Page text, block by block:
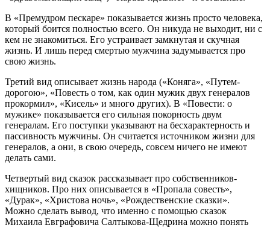
В «Премудром пескаре» показывается жизнь просто человека,
который боится полностью всего. Он никуда не выходит, ни с
кем не знакомиться. Его устраивает замкнутая и скучная
жизнь. И лишь перед смертью мужчина задумывается про
свою жизнь.
Третий вид описывает жизнь народа («Коняга», «Путем-
дорогою», «Повесть о том, как один мужик двух генералов
прокормил», «Кисель» и много других). В «Повести: о
мужике» показывается его сильная покорность двум
генералам. Его поступки указывают на бесхарактерность и
пассивность мужчины. Он считается источником жизни для
генералов, а они, в свою очередь, совсем ничего не имеют
делать сами.
Четвертый вид сказок рассказывает про собственников-
хищников. Про них описывается в «Пропала совесть»,
«Дурак», «Христова ночь», «Рождественские сказки».
Можно сделать вывод, что именно с помощью сказок
Михаила Евграфовича Салтыкова-Щедрина можно понять